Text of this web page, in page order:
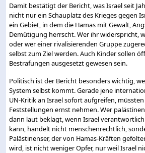
Damit bestätigt der Bericht, was Israel seit
nicht nur ein Schauplatz des Krieges gegen
ein Gebiet, in dem die Hamas mit Gewalt,
Demütigung herrscht. Wer ihr widerspricht,
oder wer einer rivalisierenden Gruppe
selbst zum Ziel werden. Auch Kinder sollen
Bestrafungen ausgesetzt gewesen sein.
Politisch ist der Bericht besonders wichtig,
System selbst kommt. Gerade jene
UN-Kritik an Israel sofort aufgreifen,
Feststellungen ernst nehmen. Wer
dann laut beklagt, wenn Israel
kann, handelt nicht menschenrechtlich,
Palästinenser, der von Hamas-Kräften
wird, ist nicht weniger Opfer, nur weil Israel